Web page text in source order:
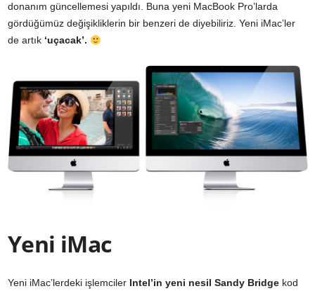
donanım güncellemesi yapıldı. Buna yeni MacBook Pro’larda
gördüğümüz değişikliklerin bir benzeri de diyebiliriz. Yeni iMac’ler
de artık ‘uçacak’.
Yeni iMac
Yeni iMac’lerdeki işlemciler Intel’in yeni nesil Sandy Bridge kod